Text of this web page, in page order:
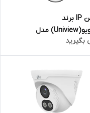
دوربین IP برند
یونی‌ویو(Uniview) مدل
بگیرید